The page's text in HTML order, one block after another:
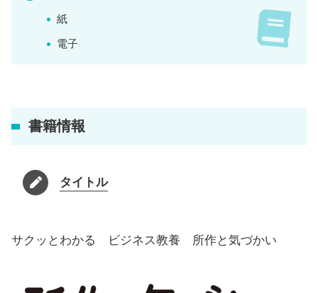
紙
電子
書籍情報
タイトル
サクッとわかる ビジネス教養 所作と気づかい